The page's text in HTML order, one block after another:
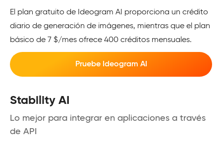
El plan gratuito de Ideogram AI proporciona un crédito
diario de generación de imágenes, mientras que el plan
básico de 7 $/mes ofrece 400 créditos mensuales.
Pruebe Ideogram AI
Stability AI
Lo mejor para integrar en aplicaciones a través
de API